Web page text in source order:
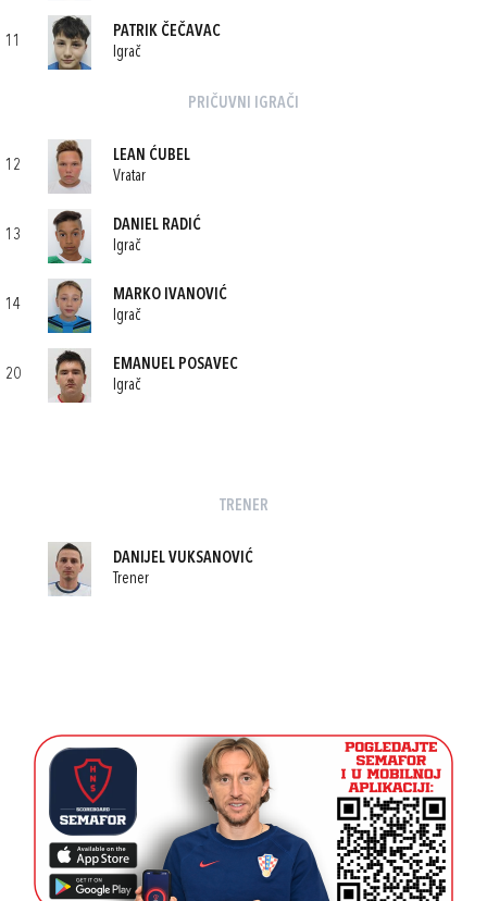
11
PATRIK ČEČAVAC
Igrač
PRIČUVNI IGRAČI
12
LEAN ĆUBEL
Vratar
13
DANIEL RADIĆ
Igrač
14
MARKO IVANOVIĆ
Igrač
20
EMANUEL POSAVEC
Igrač
TRENER
DANIJEL VUKSANOVIĆ
Trener